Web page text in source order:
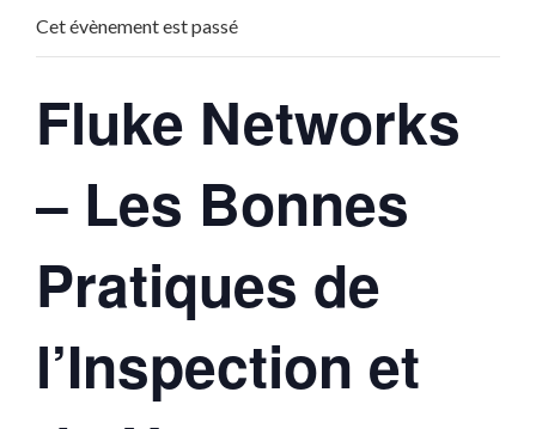
Cet évènement est passé
Fluke Networks
– Les Bonnes
Pratiques de
l’Inspection et